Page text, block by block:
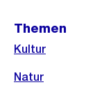
Themen
Kultur
Natur